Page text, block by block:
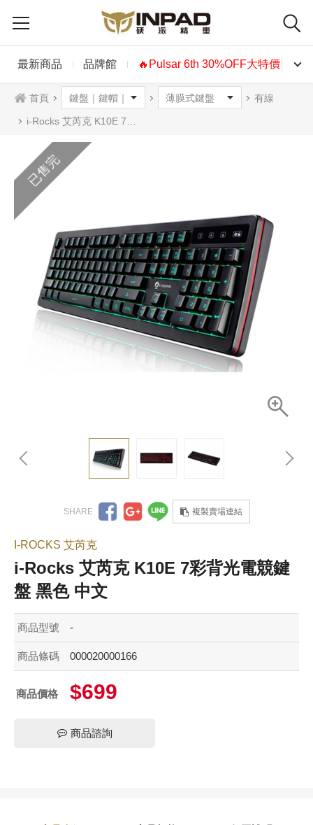
最新商品 品牌館 🔥Pulsar 6th 30%OFF大特價🔥
首頁 有線
i-Rocks 艾芮克 K10E 7彩背光電競鍵盤 黑色 中文
已售完
複製賣場連結
I-ROCKS 艾芮克
i-Rocks 艾芮克 K10E 7彩背光電競鍵
盤 黑色 中文
商品型號 -
商品條碼 000020000166
商品價格 $699
商品諮詢